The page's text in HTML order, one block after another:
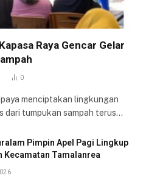
Raya Gencar Gelar
0
menciptakan lingkungan
dari tumpukan sampah terus…
Pimpin Apel Pagi Lingkup
Kecamatan Tamalanrea